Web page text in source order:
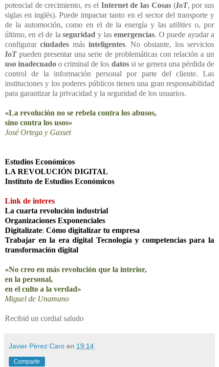
potencial de crecimiento, es el Internet de las Cosas(IoT, por sus
siglas en inglés). Puede impactar tanto en el sector del transporte y
de la automoción, como en el de la energía y lasutilities o, por
último, en el de laseguridad y lasemergencias. O puede ayudar a
configurarciudades más inteligentes. No obstante, los servicios
IoTpueden presentar una serie de problemáticas con relación a un
uso inadecuado o criminal de los datossi se genera una pérdida de
control de la información personal por parte del cliente. Las
instituciones y los poderes públicos tienen una gran responsabilidad
para garantizar la privacidad y la seguridad de los usuarios.
«La revolución no se rebela contra los abusos,
sino contra los usos»
José Ortega y Gasset
Estudios Económicos
LA REVOLUCIÓN DIGITAL
Instituto de Estudios Económicos
Link de interes
La cuarta revolución industrial
Organizaciones Exponenciales
Digitalízate: Cómo digitalizar tu empresa
Trabajar en la era digital Tecnología y competencias para la
transformación digital
«No creo en más revolución que la interior,
en la personal,
en el culto a la verdad»
Miguel de Unamuno
Recibid un cordial saludo
Javier Pérez Caro en 19:14
Compartir